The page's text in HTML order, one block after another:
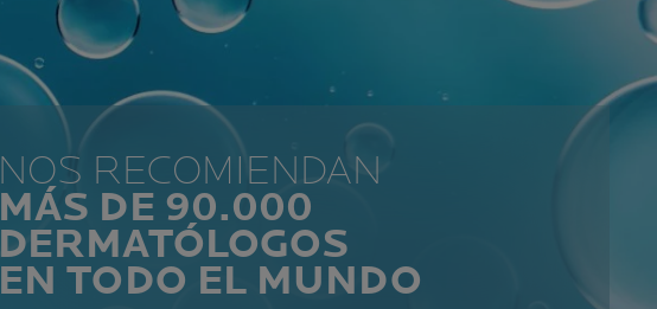
NOS RECOMIENDAN
MÁS DE 90.000
DERMATÓLOGOS
EN TODO EL MUNDO